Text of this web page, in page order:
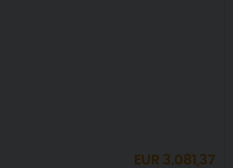
EUR 3.081,37